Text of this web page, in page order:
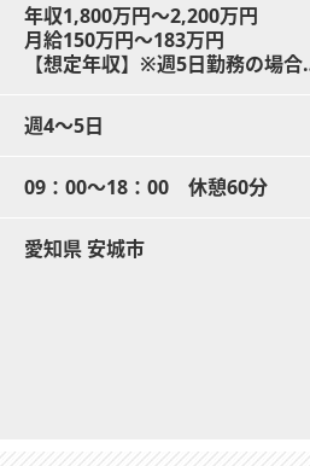
年収1,800万円～2,200万円
月給150万円～183万円
【想定年収】※週5日勤務の場合
卒後20年目：年収2,000万円
卒後30年目：年収2,200万円
週4～5日
09：00～18：00 休憩60分
愛知県 安城市